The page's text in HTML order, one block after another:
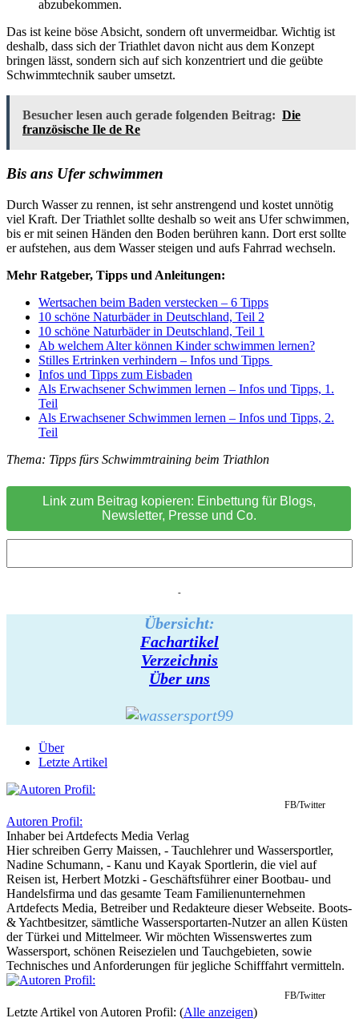
abzubekommen.
Das ist keine böse Absicht, sondern oft unvermeidbar. Wichtig ist
deshalb, dass sich der Triathlet davon nicht aus dem Konzept
bringen lässt, sondern sich auf sich konzentriert und die geübte
Schwimmtechnik sauber umsetzt.
Besucher lesen auch gerade folgenden Beitrag: Die
französische Ile de Re
Bis ans Ufer schwimmen
Durch Wasser zu rennen, ist sehr anstrengend und kostet unnötig
viel Kraft. Der Triathlet sollte deshalb so weit ans Ufer schwimmen,
bis er mit seinen Händen den Boden berühren kann. Dort erst sollte
er aufstehen, aus dem Wasser steigen und aufs Fahrrad wechseln.
Mehr Ratgeber, Tipps und Anleitungen:
Wertsachen beim Baden verstecken – 6 Tipps
10 schöne Naturbäder in Deutschland, Teil 2
10 schöne Naturbäder in Deutschland, Teil 1
Ab welchem Alter können Kinder schwimmen lernen?
Stilles Ertrinken verhindern – Infos und Tipps
Infos und Tipps zum Eisbaden
Als Erwachsener Schwimmen lernen – Infos und Tipps, 1.
Teil
Als Erwachsener Schwimmen lernen – Infos und Tipps, 2.
Teil
Thema: Tipps fürs Schwimmtraining beim Triathlon
Link zum Beitrag kopieren: Einbettung für Blogs,
Newsletter, Presse und Co.
-
Übersicht:
Fachartikel
Verzeichnis
Über uns
Über
Letzte Artikel
FB/Twitter
Autoren Profil:
Inhaberbei Artdefects Media Verlag
Hier schreiben Gerry Maissen, - Tauchlehrer und Wassersportler,
Nadine Schumann, - Kanu und Kayak Sportlerin, die viel auf
Reisen ist, Herbert Motzki - Geschäftsführer einer Bootbau- und
Handelsfirma und das gesamte Team Familienunternehmen
Artdefects Media, Betreiber und Redakteure dieser Webseite. Boots-
& Yachtbesitzer, sämtliche Wassersportarten-Nutzer an allen Küsten
der Türkei und Mittelmeer. Wir möchten Wissenswertes zum
Wassersport, schönen Reisezielen und Tauchgebieten, sowie
Technisches und Anforderungen für jegliche Schifffahrt vermitteln.
FB/Twitter
Letzte Artikel von Autoren Profil: (Alle anzeigen)